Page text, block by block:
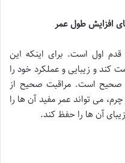
افزایش طول عمر
اول است. برای اینکه این
کند و زیبایی و عملکرد خود را
صحیح است. مراقبت صحیح از
می تواند عمر مفید آن ها را
آن ها را حفظ کند.